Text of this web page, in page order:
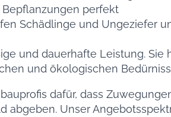
perfekt
Schädlinge und Ungeziefer
und dauerhafte Leistung. Sie
und ökologischen
dafür, dass
abgeben. Unser